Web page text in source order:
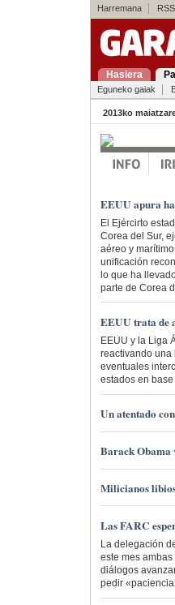
Harremana RSS
Hasiera
Eguneko gaiak
2013ko
EEUU apura
El Ejércirto
Corea del Sur,
aéreo y
unificación
lo que ha
parte de Corea
EEUU trata de
EEUU y la Liga
reactivando una
eventuales
estados en
Un atentado
Barack
Milicianos
Las FARC
La delegación
este mes
diálogos
pedir